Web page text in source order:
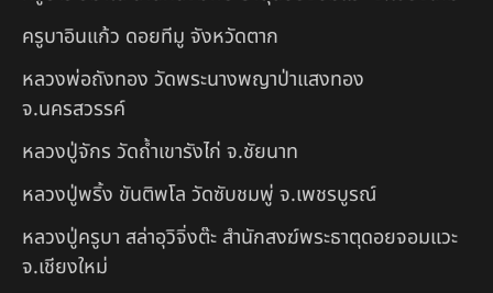
ครูบาอินแก้ว ดอยทีมู จังหวัดตาก
หลวงพ่อถังทอง วัดพระนางพญาป่าแสงทอง
จ.นครสวรรค์
หลวงปู่จักร วัดถ้ำเขารังไก่ จ.ชัยนาท
หลวงปู่พริ้ง ขันติพโล วัดซับชมพู่ จ.เพชรบูรณ์
หลวงปู่ครูบา สล่าอุวิจิ่งต๊ะ สำนักสงฆ์พระธาตุดอยจอมแวะ
จ.เชียงใหม่